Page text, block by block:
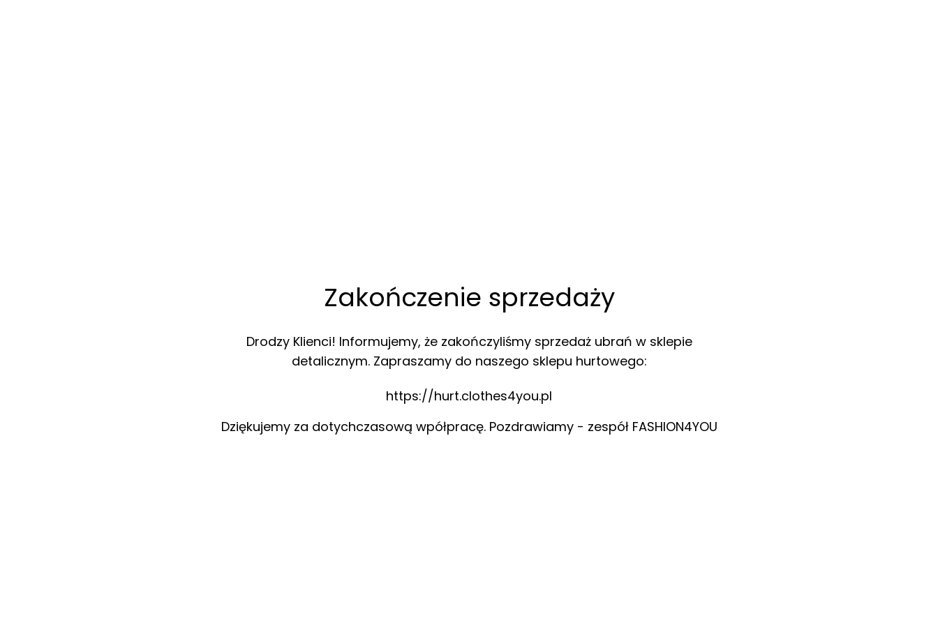
Zakończenie sprzedaży
Drodzy Klienci! Informujemy, że zakończyliśmy sprzedaż ubrań w sklepie
detalicznym. Zapraszamy do naszego sklepu hurtowego:
https://hurt.clothes4you.pl
Dziękujemy za dotychczasową wpółpracę. Pozdrawiamy - zespół FASHION4YOU